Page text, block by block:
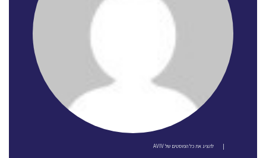
להציג את כל הפוסטים של AVIV